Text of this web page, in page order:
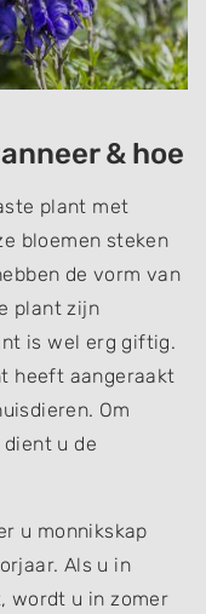
& hoe
plant met
bloemen steken
de vorm van
plant zijn
is wel erg giftig.
heeft aangeraakt
Om
u de
u monnikskap
Als u in
wordt u in zomer